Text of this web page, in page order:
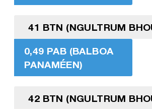
41 BTN (NGULTRUM
0,49 PAB (BALBOA
PANAMÉEN)
42 BTN (NGULTRUM